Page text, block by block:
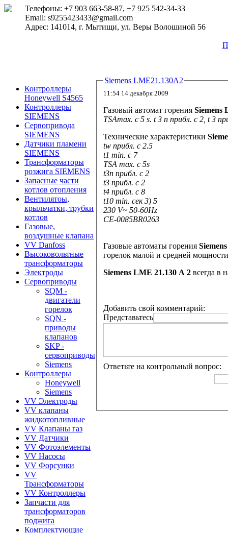
Телефоны: +7 903 663-58-87, +7 925 542-34-33
Email: s9255423433@gmail.com
Адрес: 141014, г. Мытищи, ул. Веры Волошиной 56
Контроллеры
Honeywell S4565
Контроллеры
SIEMENS
Сервопривода
SIEMENS
Датчики пламени
SIEMENS
Трансформаторы
розжига SIEMENS
Запасные части
котлов отопления
Вентилятоы,
крыльчатки, трубки
котлов
Газовые,
воздушные клапана
VV Danfoss
Высоковольтные
трансформаторы
Электроды
Сервоприводы
SQM -
двигатели
горелок
SQN -
приводы
клапанов
SKP -
сервоприводы
Siemens
Контроллеры
Honeywell
Siemens
VV Электроды
VV клапаны
жидкотопливные
VV Клапаны газ
VV Датчики
VV Фотоэлементы
VV Насосы
VV Форсунки
VV
Трансформаторы
VV Контроллеры
Запчасти для
трансформаторов
поджига
Комплектующие
Siemens LME21.130A2
11:54 14 декабря 2009
Газовый автомат горения Siemens
TSAmax. с 5 s. t 3 n прибл. с 2, t 3
Технические характеристики
tw прибл. с 2.5
t1 min. с 7
TSA max. с 5s
t3n прибл. с 2
t3 прибл. с 2
t4 прибл. с 8
t10 min. сек 3) 5
230 V~ 50-60Hz
CE-0085BR0263
Газовые автоматы горения Siemens
горелок малой и средней
Siemens LME 21.130 A 2 всегда в
Добавить свой комментарий:
Представьтесь
Ответьте на контрольный вопрос: